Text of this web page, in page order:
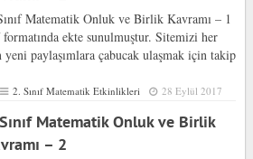
Matematik Onluk ve Birlik Kavramı – 1
ekte sunulmuştur. Sitemizi her
yeni paylaşımlara çabucak ulaşmak için takip
2. Sınıf Matematik Etkinlikleri 28 Eylül 2017
Matematik Onluk ve Birlik
– 2